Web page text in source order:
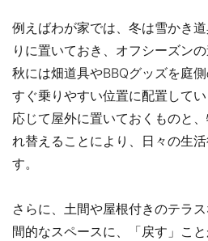
例えばわが家では、冬は雪かき
りに置いておき、オフシーズン
秋には畑道具やBBQグッズを庭
すぐ乗りやすい位置に配置して
応じて屋外に置いておくものと
れ替えることにより、日々の生
す。
さらに、土間や屋根付きのテラ
間的なスペースに、「戻す」こ